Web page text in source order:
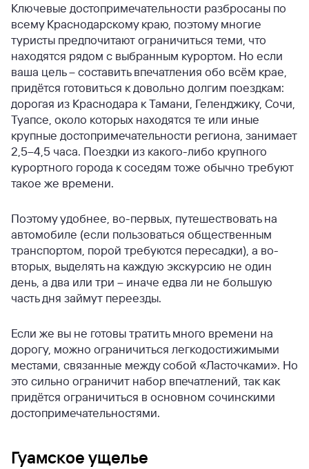
Ключевые достопримечательности разбросаны по
всему Краснодарскому краю, поэтому многие
туристы предпочитают ограничиться теми, что
находятся рядом с выбранным курортом. Но если
ваша цель – составить впечатления обо всём крае,
придётся готовиться к довольно долгим поездкам:
дорогая из Краснодара к Тамани, Геленджику, Сочи,
Туапсе, около которых находятся те или иные
крупные достопримечательности региона, занимает
2,5–4,5 часа. Поездки из какого-либо крупного
курортного города к соседям тоже обычно требуют
такое же времени.
Поэтому удобнее, во-первых, путешествовать на
автомобиле (если пользоваться общественным
транспортом, порой требуются пересадки), а во-
вторых, выделять на каждую экскурсию не один
день, а два или три – иначе едва ли не большую
часть дня займут переезды.
Если же вы не готовы тратить много времени на
дорогу, можно ограничиться легкодостижимыми
местами, связанные между собой «Ласточками». Но
это сильно ограничит набор впечатлений, так как
придётся ограничиться в основном сочинскими
достопримечательностями.
Гуамское ущелье